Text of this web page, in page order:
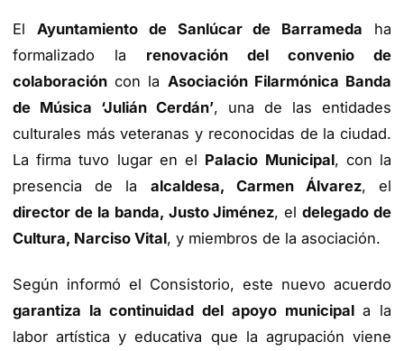
El Ayuntamiento de Sanlúcar de Barrameda ha
formalizado la renovación del convenio de
colaboración con la Asociación Filarmónica Banda
de Música ‘Julián Cerdán’, una de las entidades
culturales más veteranas y reconocidas de la ciudad.
La firma tuvo lugar en el Palacio Municipal, con la
presencia de la alcaldesa, Carmen Álvarez, el
director de la banda, Justo Jiménez, eldelegado de
Cultura, Narciso Vital, y miembros de la asociación.
Según informó el Consistorio, este nuevo acuerdo
garantiza la continuidad del apoyo municipala la
labor artística y educativa que la agrupación viene